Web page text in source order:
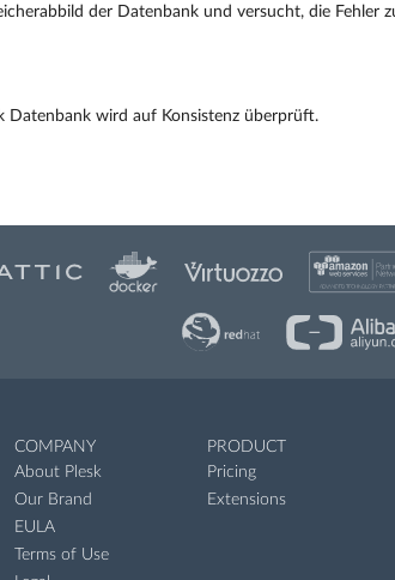
der Datenbank und versucht, die Fehler
Datenbank wird auf Konsistenz überprüft.
COMPANY
About Plesk
Our Brand
EULA
Terms of Use
PRODUCT
Pricing
Extensions